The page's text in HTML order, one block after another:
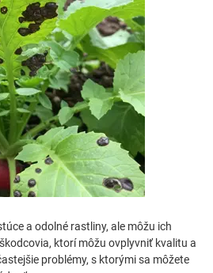
a odolné rastliny, ale môžu ich
ktorí môžu ovplyvniť kvalitu a
problémy, s ktorými sa môžete